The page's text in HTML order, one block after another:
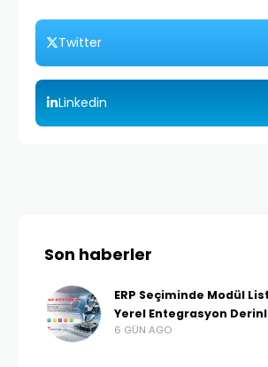
Twitter
Linkedin
Son haberler
ERP Seçiminde Modül
Yerel Entegrasyon
6 GÜN AGO